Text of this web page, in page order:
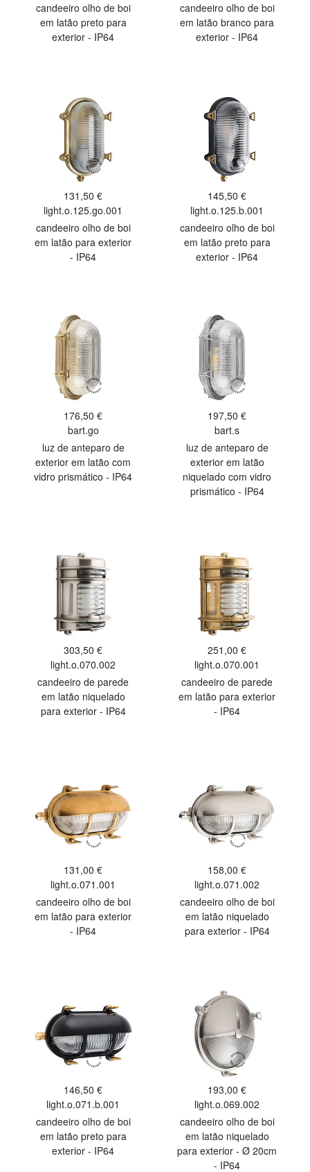
candeeiro olho de boi
em latão preto para
exterior - IP64
candeeiro olho de boi
em latão branco para
exterior - IP64
131,50 €
light.o.125.go.001
candeeiro olho de boi
em latão para exterior
- IP64
145,50 €
light.o.125.b.001
candeeiro olho de boi
em latão preto para
exterior - IP64
176,50 €
bart.go
luz de anteparo de
exterior em latão com
vidro prismático - IP64
197,50 €
bart.s
luz de anteparo de
exterior em latão
niquelado com vidro
prismático - IP64
303,50 €
light.o.070.002
candeeiro de parede
em latão niquelado
para exterior - IP64
251,00 €
light.o.070.001
candeeiro de parede
em latão para exterior
- IP64
131,00 €
light.o.071.001
candeeiro olho de boi
em latão para exterior
- IP64
158,00 €
light.o.071.002
candeeiro olho de boi
em latão niquelado
para exterior - IP64
146,50 €
light.o.071.b.001
candeeiro olho de boi
em latão preto para
exterior - IP64
193,00 €
light.o.069.002
candeeiro olho de boi
em latão niquelado
para exterior - Ø 20cm
- IP64